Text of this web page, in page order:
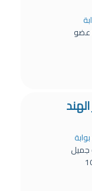
عضو
بوابة